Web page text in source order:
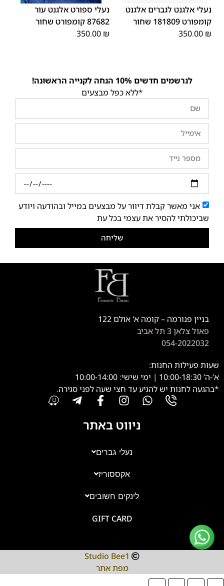
נעלי אלגנט לגברים אלגנט
קומפורט 181809 שחור
350.00 ₪
46
נעלי ספורט אלגנט עור
87682 קומפורט שחור
350.00 ₪
לנרשמים חדשים 10% הנחה לקנייה הראשונה!
*ללא כפל מבצעים
אני מאשר קבלת דיוור על מבצעים במייל ובהודעה ויודע
שביכולתי להסיר את עצמי בכל עת
שליחה
בניין פנורמה – קומה א' אולם 122
פאול צלאן 3 תל אביב
054-2022032
שעות פעילות החנות:
א’-ה’ 10:00-18:30 | ימי שישי: 10:00-14:00
*בהגעה לחנות יש להגיע עד חצי שעה לפני סגירה.
ניווט באתר
נעלי גברים
אקססוריז
לינקים חשובים
GIFT CARD
Studio Bee1
מפת אתר